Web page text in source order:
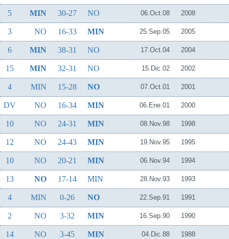
5 MIN 30-27 NO 06.Oct.08 2008
3 NO 16-33 MIN 25.Sep.05 2005
6 MIN 38-31 NO 17.Oct.04 2004
15 MIN 32-31 NO 15.Dic.02 2002
4 MIN 15-28 NO 07.Oct.01 2001
DV NO 16-34 MIN 06.Ene.01 2000
10 NO 24-31 MIN 08.Nov.98 1998
12 NO 24-43 MIN 19.Nov.95 1995
10 NO 20-21 MIN 06.Nov.94 1994
13 NO 17-14 MIN 28.Nov.93 1993
4 MIN 0-26 NO 22.Sep.91 1991
2 NO 3-32 MIN 16.Sep.90 1990
14 NO 3-45 MIN 04.Dic.88 1988